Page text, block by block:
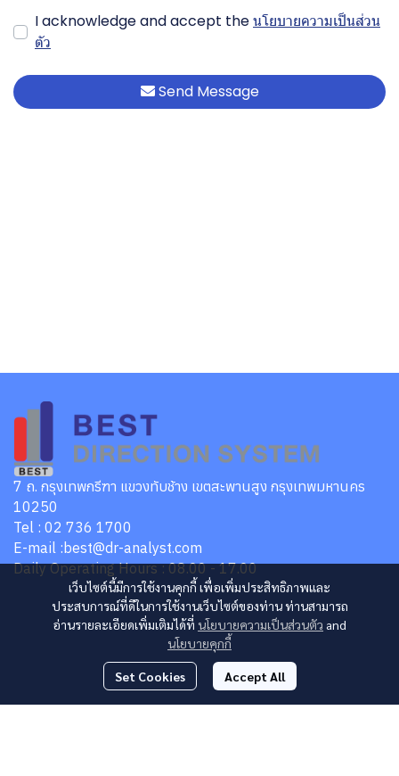
I acknowledge and accept theนโยบายความเป็นส่วน
ตัว
Send Message
เว็บไซต์นี้มีการใช้งานคุกกี้ เพื่อเพิ่มประสิทธิภาพและ
ประสบการณ์ที่ดีในการใช้งานเว็บไซต์ของท่าน ท่านสามารถ
อ่านรายละเอียดเพิ่มเติมได้ที่ นโยบายความเป็นส่วนตัว and
นโยบายคุกกี้
Set Cookies Accept All
7 ถ. กรุงเทพกรีฑา แขวงทับช้าง เขตสะพานสูง กรุงเทพมหานคร
10250
Tel : 02 736 1700
E-mail :best@dr-analyst.com
Daily Operating Hours : 08.00 - 17.00